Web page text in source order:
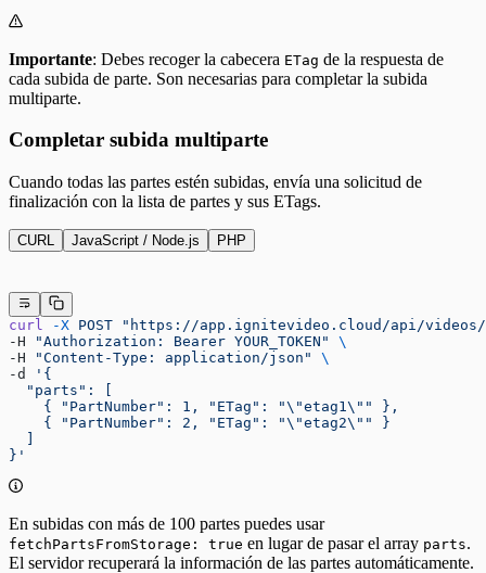
Importante: Debes recoger la cabecera ETag de la respuesta de
cada subida de parte. Son necesarias para completar la subida
multiparte.
Completar subida multiparte
Cuando todas las partes estén subidas, envía una solicitud de
finalización con la lista de partes y sus ETags.
CURL JavaScript / Node.js PHP
curl -X POST "https://app.ignitevideo.cloud/api/videos/
-H
"Authorization: Bearer YOUR_TOKEN"
\
-H
"Content-Type: application/json"
\
-d
'{
  "parts": [
    { "PartNumber": 1, "ETag": "\"etag1\"" },
    { "PartNumber": 2, "ETag": "\"etag2\"" }
}'
En subidas con más de 100 partes puedes usar
fetchPartsFromStorage: true en lugar de pasar el array parts.
El servidor recuperará la información de las partes automáticamente.